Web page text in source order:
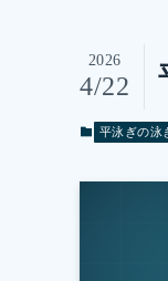
2026
4/22
平泳ぎの泳